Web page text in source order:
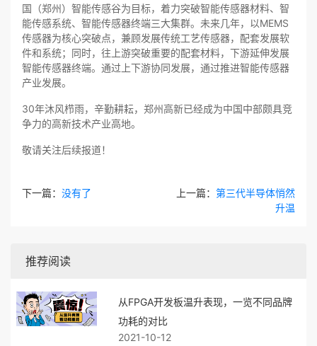
国（郑州）智能传感谷为目标，着力突破智能传感器材料、智
能传感系统、智能传感器终端三大集群。未来几年，以MEMS
传感器为核心突破点，兼顾发展传统工艺传感器，配套发展软
件和系统；同时，往上游突破重要的配套材料，下游延伸发展
智能传感器终端。通过上下游协同发展，通过推进智能传感器
产业发展。
30年沐风栉雨，辛勤耕耘，郑州高新已经成为中国中部颇具竞
争力的高新技术产业高地。
敬请关注后续报道！
下一篇： 没有了 上一篇： 第三代半导体悄然
升温
推荐阅读
从FPGA开发板温升表现，一览不同品牌
功耗的对比
2021-10-12